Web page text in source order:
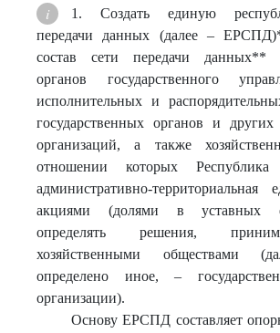
1. Создать единую
передачи данных (далее –
состав сети передачи данных**
органов государственного
исполнительных и
государственных органов и других
организаций, а также
отношении которых
административно-территориальная
акциями (долями в уставных
определять решения,
хозяйственными обществами
определено иное, –
организации).
Основу ЕРСПД составляет